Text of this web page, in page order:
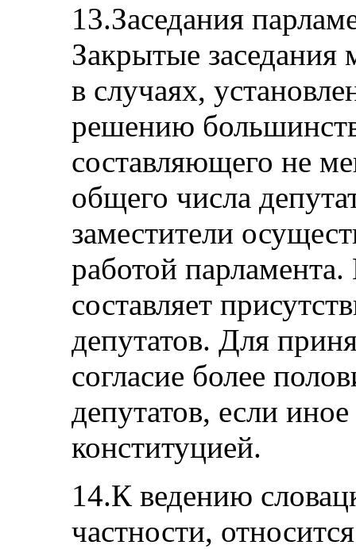
13.Заседания
Закрытые заседания
в случаях,
решению
составляющего не
общего числа
заместители
работой
составляет
депутатов. Для
согласие более
депутатов, если
конституцией.
14.К ведению
частности,